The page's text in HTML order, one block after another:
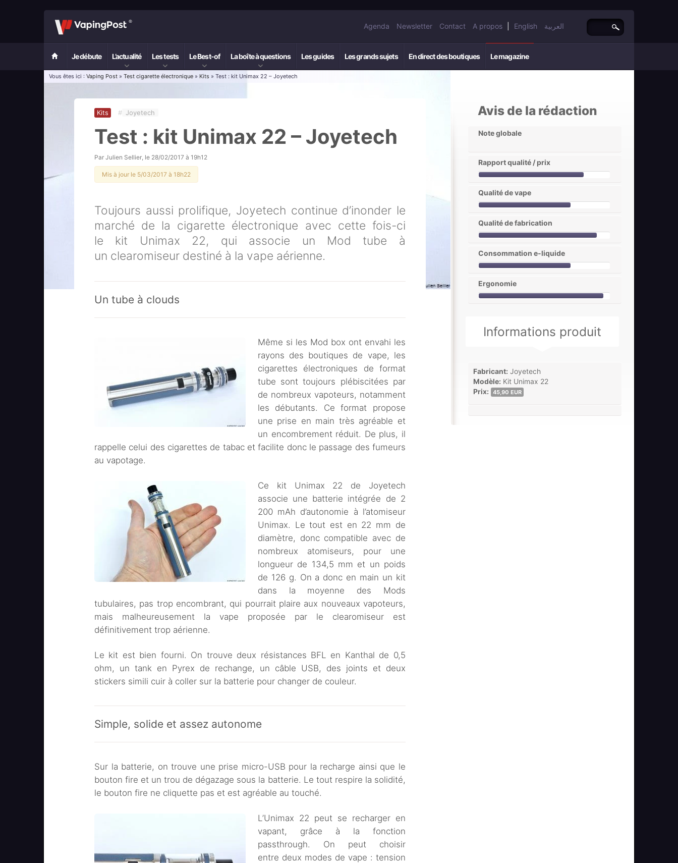
Agenda Newsletter Contact A propos English العربية
Je débute L’actualité Les tests Le Best-of La boîte à questions Les guides Les grands sujets En direct des boutiques Le magazine
Vous êtes ici : Vaping Post » Test cigarette électronique » Kits » Test : kit Unimax 22 – Joyetech
Kits # Joyetech
Test : kit Unimax 22 – Joyetech
Par Julien Sellier, le 28/02/2017 à 19h12
Mis à jour le 5/03/2017 à 18h22
Toujours aussi prolifique, Joyetech continue d’inonder le
marché de la cigarette électronique avec cette fois-ci
le kit Unimax 22, qui associe un Mod tube à
un clearomiseur destiné à la vape aérienne.
Un tube à clouds
Même si les Mod box ont envahi les
rayons des boutiques de vape, les
cigarettes électroniques de format
tube sont toujours plébiscitées par
de nombreux vapoteurs, notamment
les débutants. Ce format propose
une prise en main très agréable et
un encombrement réduit. De plus, il
rappelle celui des cigarettes de tabac et facilite donc le passage des fumeurs
au vapotage.
Ce kit Unimax 22 de Joyetech
associe une batterie intégrée de 2
200 mAh d’autonomie à l’atomiseur
Unimax. Le tout est en 22 mm de
diamètre, donc compatible avec de
nombreux atomiseurs, pour une
longueur de 134,5 mm et un poids
de 126 g. On a donc en main un kit
dans la moyenne des Mods
tubulaires, pas trop encombrant, qui pourrait plaire aux nouveaux vapoteurs,
mais malheureusement la vape proposée par le clearomiseur est
définitivement trop aérienne.
Le kit est bien fourni. On trouve deux résistances BFL en Kanthal de 0,5
ohm, un tank en Pyrex de rechange, un câble USB, des joints et deux
stickers simili cuir à coller sur la batterie pour changer de couleur.
Simple, solide et assez autonome
Sur la batterie, on trouve une prise micro-USB pour la recharge ainsi que le
bouton fire et un trou de dégazage sous la batterie. Le tout respire la solidité,
le bouton fire ne cliquette pas et est agréable au touché.
L’Unimax 22 peut se recharger en
vapant, grâce à la fonction
passthrough. On peut choisir
entre deux modes de vape : tension
Avis de la rédaction
Note globale
Rapport qualité / prix
Qualité de vape
Qualité de fabrication
Consommation e-liquide
Ergonomie
Informations produit
Fabricant: Joyetech
Modèle: Kit Unimax 22
Prix: 45,90 EUR